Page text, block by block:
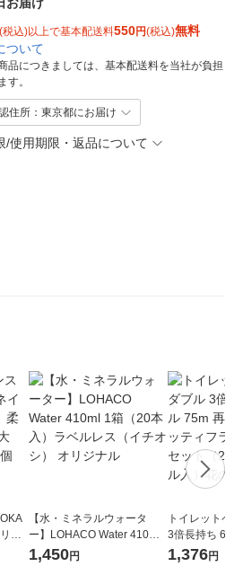
(税込)以上で基本配送料550円(税込)無料
ついて
品につきましては、基本配送料を当社が負担
す。
住所：東京都にお届け
/使用期限・返品について
リ
超
【水・ミネラルウォータ
ー】LOHACO Water 410ml
1箱（20本入）ラベルレス
1,450円
トイレットペ
3倍長持ち 6ロール
紙配合 スコッ
1,376円